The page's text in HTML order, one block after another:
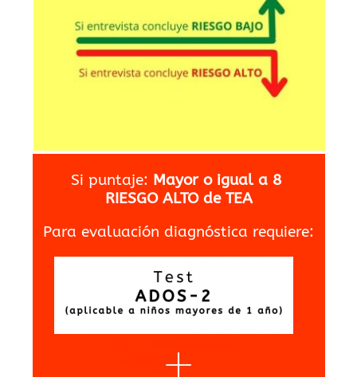
Si puntaje: Mayor o igual a 8
RIESGO ALTO de TEA
Para evaluación diagnóstica requiere: